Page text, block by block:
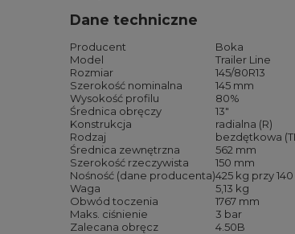
Dane techniczne
Producent
Boka
Model
Trailer Line
Rozmiar
145/80R13
Szerokość nominalna
145 mm
Wysokość profilu
80%
Średnica obręczy
13″
Konstrukcja
radialna (R)
Rodzaj
bezdętkowa
Średnica zewnętrzna
562 mm
Szerokość rzeczywista
150 mm
Nośność (dane producenta)425 kg przy
Waga
5,13 kg
Obwód toczenia
1767 mm
Maks. ciśnienie
3 bar
Zalecana obręcz
4.50B